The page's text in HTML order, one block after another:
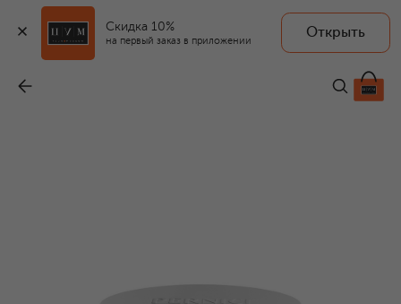
Скидка 10%
на первый заказ в приложении
Открыть
5 900 ₽